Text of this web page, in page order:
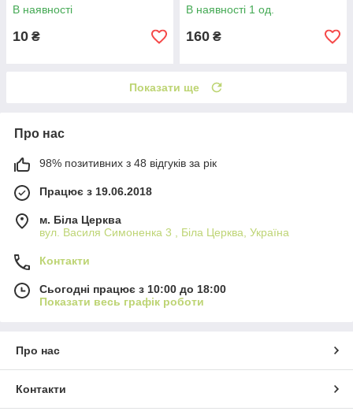
В наявності
10 ₴
В наявності 1 од.
160 ₴
Показати ще
Про нас
98% позитивних з 48 відгуків за рік
Працює з 19.06.2018
м. Біла Церква
вул. Василя Симоненка 3 , Біла Церква, Україна
Контакти
Сьогодні працює з 10:00 до 18:00
Показати весь графік роботи
Про нас
Контакти